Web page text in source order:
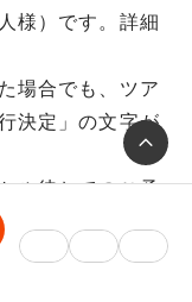
様）です。詳細
場合でも、ツア
決定」の文字が
ル待ちでのご予
るものではあり